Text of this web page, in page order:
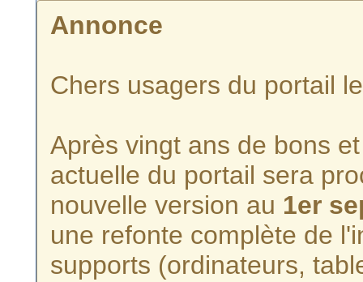
Annonce
Chers usagers du portail
Après vingt ans de bons
actuelle du portail sera
nouvelle version au 1er
une refonte complète de
supports (ordinateurs,